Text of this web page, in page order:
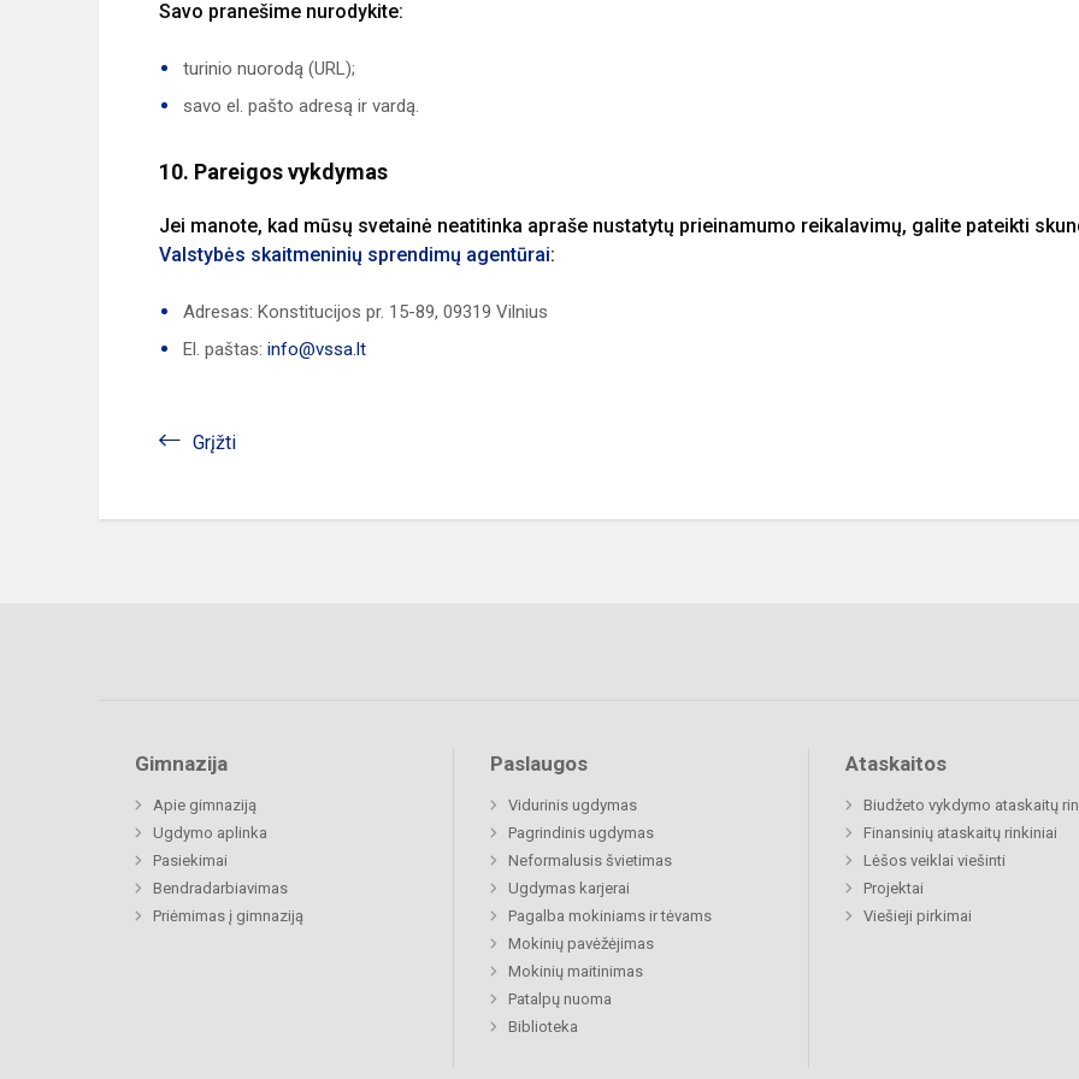
Savo pranešime nurodykite:
turinio nuorodą (URL);
savo el. pašto adresą ir vardą.
10. Pareigos vykdymas
Jei manote, kad mūsų svetainė neatitinka apraše nustatytų prieinamumo reikalavimų, galite pateikti
Valstybės skaitmeninių sprendimų agentūrai:
Adresas: Konstitucijos pr. 15-89, 09319 Vilnius
El. paštas: info@vssa.lt
Grįžti
Gimnazija
Apie gimnaziją
Ugdymo aplinka
Pasiekimai
Bendradarbiavimas
Priėmimas į gimnaziją
Paslaugos
Vidurinis ugdymas
Pagrindinis ugdymas
Neformalusis švietimas
Ugdymas karjerai
Pagalba mokiniams ir tėvams
Mokinių pavėžėjimas
Mokinių maitinimas
Patalpų nuoma
Biblioteka
Ataskaitos
Biudžeto vykdymo ataskaitų
Finansinių ataskaitų rinkiniai
Lėšos veiklai viešinti
Projektai
Viešieji pirkimai